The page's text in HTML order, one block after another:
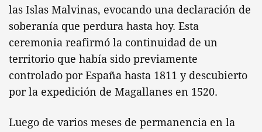
las Islas Malvinas, evocando una declaración de
soberanía que perdura hasta hoy. Esta
ceremonia reafirmó la continuidad de un
territorio que había sido previamente
controlado por España hasta 1811 y descubierto
por la expedición de Magallanes en 1520.
Luego de varios meses de permanencia en la